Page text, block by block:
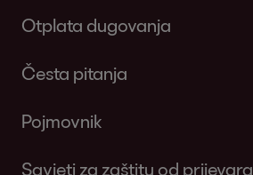
Otplata dugovanja
Česta pitanja
Pojmovnik
Savjeti za zaštitu od prijevara